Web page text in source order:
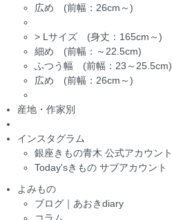
広め (前幅：26cm～)
> Lサイズ (身丈：165cm～)
細め (前幅：～22.5cm)
ふつう幅 (前幅：23～25.5cm)
広め (前幅：26cm～)
産地・作家別
インスタグラム
銀座きもの青木 公式アカウント
Today'sきもの サブアカウント
よみもの
ブログ｜あおきdiary
コラム